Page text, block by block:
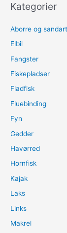
Kategorier
Aborre og sandart
Elbil
Fangster
Fiskepladser
Fladfisk
Fluebinding
Fyn
Gedder
Havørred
Hornfisk
Kajak
Laks
Links
Makrel